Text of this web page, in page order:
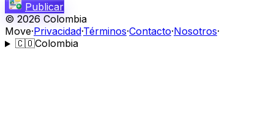
Publicar
© 2026 Colombia
Move·Privacidad·Términos·Contacto·Nosotros·
🇨🇴Colombia